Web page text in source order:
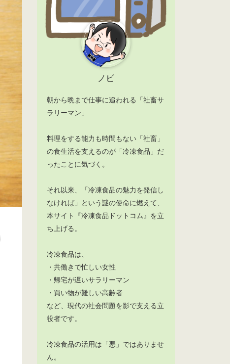
ノビ
朝から晩まで仕事に追われる「社畜サ
ラリーマン」
料理をする能力も時間もない「社畜」
の食生活を支えるのが「冷凍食品」だ
ったことに気づく。
それ以来、「冷凍食品の魅力を発信し
なければ」という謎の使命に燃えて、
本サイト『冷凍食品ドットコム』を立
ち上げる。
冷凍食品は、
・共働きで忙しい女性
・帰宅が遅いサラリーマン
・買い物が難しい高齢者
など、現代の社会問題を影で支える立
役者です。
冷凍食品の活用は「悪」ではありませ
ん。